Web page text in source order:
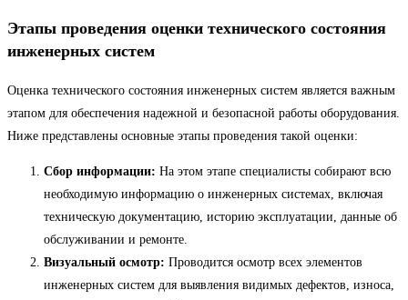
Этапы проведения оценки технического состояния
инженерных систем
Оценка технического состояния инженерных систем является важным
этапом для обеспечения надежной и безопасной работы оборудования.
Ниже представлены основные этапы проведения такой оценки:
Сбор информации: На этом этапе специалисты собирают всю
необходимую информацию о инженерных системах, включая
техническую документацию, историю эксплуатации, данные об
обслуживании и ремонте.
Визуальный осмотр: Проводится осмотр всех элементов
инженерных систем для выявления видимых дефектов, износа,